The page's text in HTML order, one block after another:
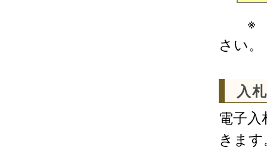
※ 紙
さい。
入
電子
きま